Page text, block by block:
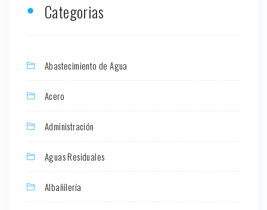
Categorias
Abastecimiento de Agua
Acero
Administración
Aguas Residuales
Albañilería